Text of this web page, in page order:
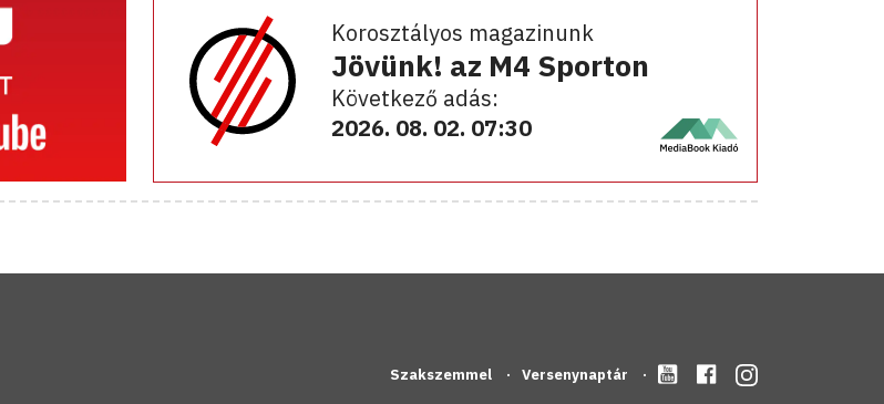
Korosztályos magazinunk
Jövünk! az M4 Sporton
Következő adás:
2026. 08. 02. 07:30
Szakszemmel Versenynaptár